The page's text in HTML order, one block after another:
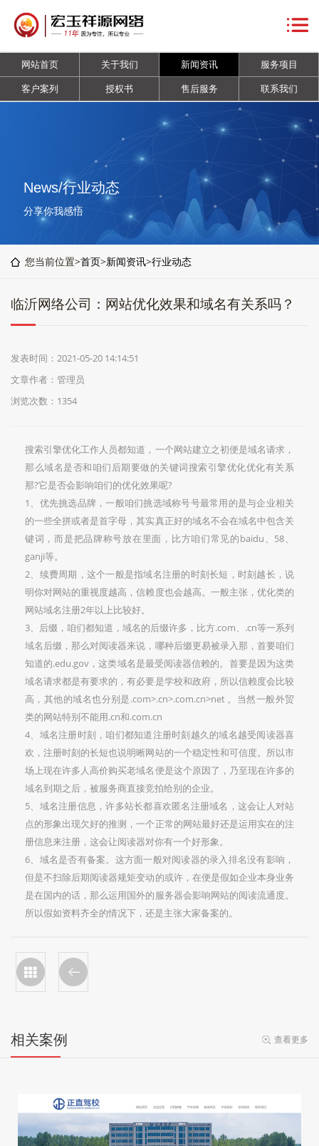
站
首
关
于
新
列
书
后
联
网站首页 关于我们 新闻资讯
服务项目
客户案列
授权书 售后服务 联系我们
News/行业动态
分享你我感悟
您当前位置>首页>新闻资讯>行业动态
临沂网络公司：网站优化效果和域名有关系吗？
发表时间：2021-05-20 14:14:51
文章作者：管理员
浏览次数：1354
搜索引擎优化工作人员都知道，一个网站建立之初便是域名请求，
那么域名是否和咱们后期要做的关键词搜索引擎优化优化有关系
那?它是否会影响咱们的优化效果呢?
1、优先挑选品牌，一般咱们挑选域称号号最常用的是与企业相关
的一些全拼或者是首字母，其实真正好的域名不会在域名中包含关
键词，而是把品牌称号放在里面，比方咱们常见的baidu、58、
ganji等。
2、续费周期，这个一般是指域名注册的时刻长短，时刻越长，说
明你对网站的重视度越高，信赖度也会越高。一般主张，优化类的
网站域名注册2年以上比较好。
3、后缀，咱们都知道，域名的后缀许多，比方.com、.cn等一系列
域名后缀，那么对阅读器来说，哪种后缀更易被录入那，首要咱们
知道的.edu.gov，这类域名是最受阅读器信赖的。首要是因为这类
域名请求都是有要求的，有必要是学校和政府，所以信赖度会比较
高，其他的域名也分别是.com>.cn>.com.cn>net 。当然一般外贸
类的网站特别不能用.cn和.com.cn
4、域名注册时刻，咱们都知道注册时刻越久的域名越受阅读器喜
欢，注册时刻的长短也说明晰网站的一个稳定性和可信度。所以市
场上现在许多人高价购买老域名便是这个原因了，乃至现在许多的
域名到期之后，被服务商直接竞拍给别的企业。
5、域名注册信息，许多站长都喜欢匿名注册域名，这会让人对站
点的形象出现欠好的推测，一个正常的网站最好还是运用实在的注
册信息来注册，这会让阅读器对你有一个好形象。
6、域名是否有备案。这方面一般对阅读器的录入排名没有影响，
但是不扫除后期阅读器规矩变动的或许，在便是假如企业本身业务
是在国内的话，那么运用国外的服务器会影响网站的阅读流通度。
所以假如资料齐全的情况下，还是主张大家备案的。
相关案例 查看更多